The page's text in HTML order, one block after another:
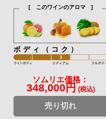
[ このワインのアロマ ]
ボディ（コク）
ソムリエ価格：
348,000円 (税込)
売り切れ